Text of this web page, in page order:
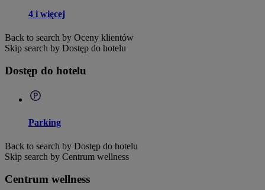
4 i więcej
Back to search by Oceny klientów
Skip search by Dostęp do hotelu
Dostęp do hotelu
Parking
Back to search by Dostęp do hotelu
Skip search by Centrum wellness
Centrum wellness